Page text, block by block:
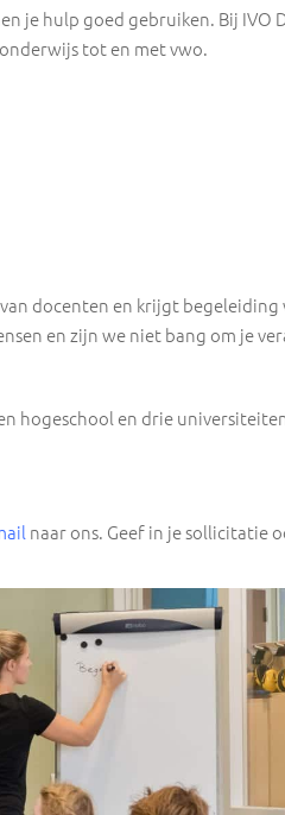
je hulp goed gebruiken. Bij IVO
tot en met vwo.
docenten en krijgt begeleiding
en zijn we niet bang om je
hogeschool en drie
naar ons. Geef in je sollicitatie